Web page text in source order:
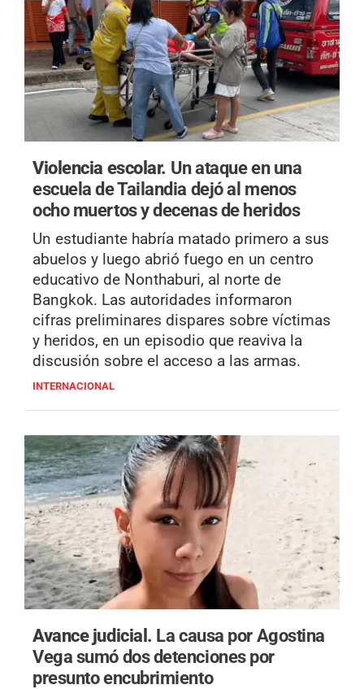
Violencia escolar. Un ataque en una
escuela de Tailandia dejó al menos
ocho muertos y decenas de heridos
Un estudiante habría matado primero a sus
abuelos y luego abrió fuego en un centro
educativo de Nonthaburi, al norte de
Bangkok. Las autoridades informaron
cifras preliminares dispares sobre víctimas
y heridos, en un episodio que reaviva la
discusión sobre el acceso a las armas.
INTERNACIONAL
Avance judicial. La causa por Agostina
Vega sumó dos detenciones por
presunto encubrimiento